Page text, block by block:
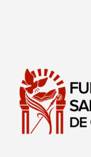
1.5.8.
1.5.9.
expectativas
1.5.10. Que se